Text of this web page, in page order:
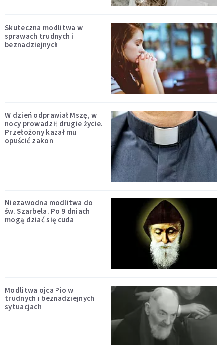
Skuteczna modlitwa w
sprawach trudnych i
beznadziejnych
W dzień odprawiał Mszę, w
nocy prowadził drugie życie.
Przełożony kazał mu
opuścić zakon
Niezawodna modlitwa do
św. Szarbela. Po 9 dniach
mogą dziać się cuda
Modlitwa ojca Pio w
trudnych i beznadziejnych
sytuacjach